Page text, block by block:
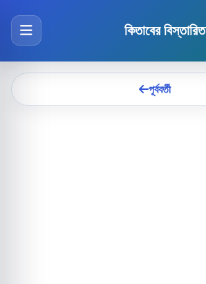
কিতাবের বিস্তারিত
পূর্ববর্তী